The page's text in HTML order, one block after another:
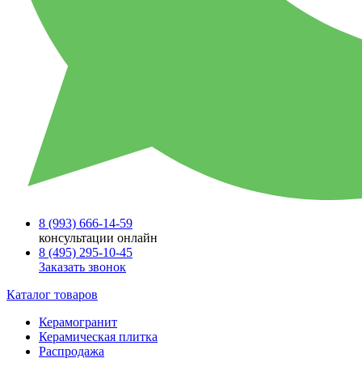
8 (993) 666-14-59
консультации онлайн
8 (495) 295-10-45
Заказать звонок
Каталог товаров
Керамогранит
Керамическая плитка
Распродажа